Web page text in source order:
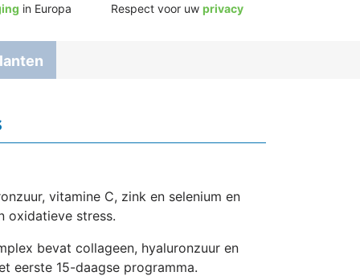
in Europa Respect voor uw privacy
vitamine C, zink en selenium en
oxidatieve stress.
bevat collageen, hyaluronzuur en
eerste 15-daagse programma.